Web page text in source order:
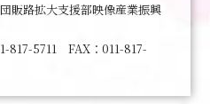
販路拡大支援部映像産業振興
5711 FAX：011-817-